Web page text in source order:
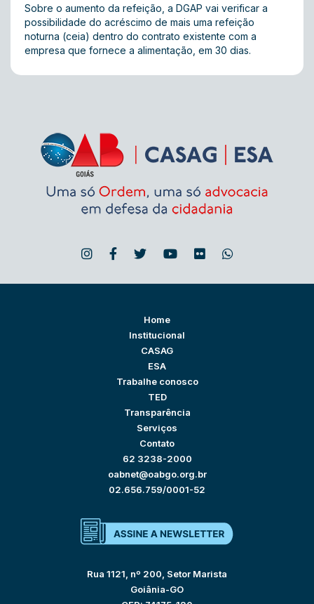
Sobre o aumento da refeição, a DGAP vai verificar a
possibilidade do acréscimo de mais uma refeição
noturna (ceia) dentro do contrato existente com a
empresa que fornece a alimentação, em 30 dias.
Home
Institucional
CASAG
ESA
Trabalhe conosco
TED
Transparência
Serviços
Contato
62 3238-2000
oabnet@oabgo.org.br
02.656.759/0001-52
Rua 1121, nº 200, Setor Marista
Goiânia-GO